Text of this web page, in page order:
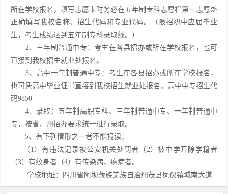
所在学校报名，填写志愿卡时务必在五年制专科志愿栏第一志愿处
正确填写我校名称、招生代码和专业代码。（限招初中应届毕业
生，考生成绩达到五年制专科录取线。）
2、三年制普通中专：考生在各县招办或所在学校报名，也可
直接到我校招生就业处报名。
3、高中一年制普通中专：考生在各县招办或所在学校报名，
也可凭高中毕业证书直接到我校招生就业处报名。高中中专招生代
码9850
4、录取：五年制高职专科、三年制普通中专、一年制普通中
专，按省、州招办要求统一进行录取。
5、有下列情形之一者不能报读：
（1）有违法记录被公安机关处罚者（2）被中学开除学籍者
（3）有纹身者（4）有传染病、癔病者。
学校地址：四川省阿坝藏族羌族自治州茂县凤仪镇城南大道